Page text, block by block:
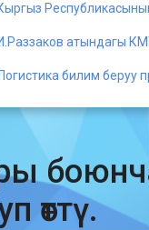
атындагы
билим беруу
өттү.